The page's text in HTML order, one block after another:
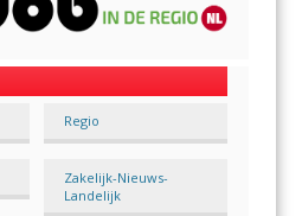
Regio
Zakelijk-Nieuws-
Landelijk